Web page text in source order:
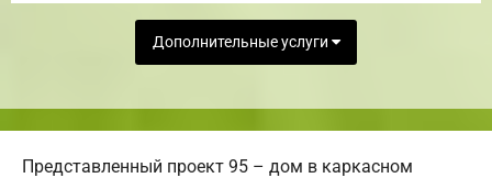
Дополнительные услуги
Представленный проект 95 – дом в каркасном